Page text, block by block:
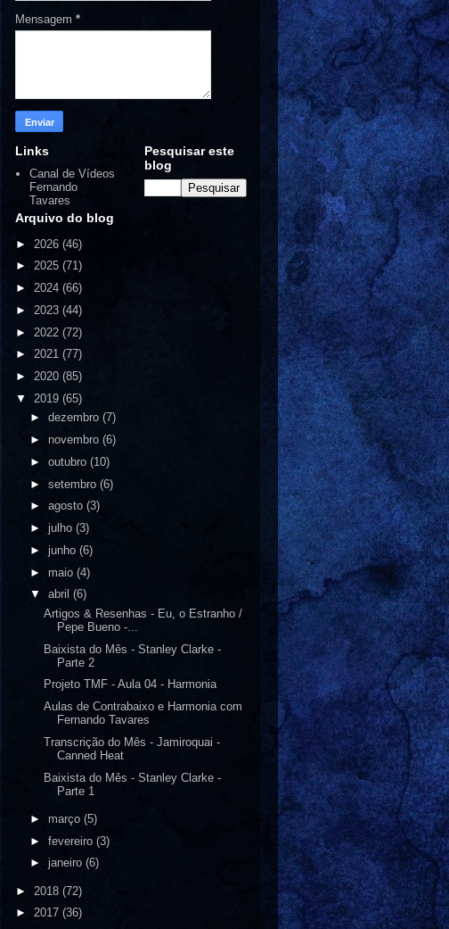
Mensagem *
Links
Canal de Vídeos
Fernando
Tavares
Pesquisar este
blog
Arquivo do blog
► 2026 (46)
► 2025 (71)
► 2024 (66)
► 2023 (44)
► 2022 (72)
► 2021 (77)
► 2020 (85)
▼ 2019 (65)
► dezembro (7)
► novembro (6)
► outubro (10)
► setembro (6)
► agosto (3)
► julho (3)
► junho (6)
► maio (4)
▼ abril (6)
Artigos & Resenhas - Eu, o Estranho /
Pepe Bueno -...
Baixista do Mês - Stanley Clarke -
Parte 2
Projeto TMF - Aula 04 - Harmonia
Aulas de Contrabaixo e Harmonia com
Fernando Tavares
Transcrição do Mês - Jamiroquai -
Canned Heat
Baixista do Mês - Stanley Clarke -
Parte 1
► março (5)
► fevereiro (3)
► janeiro (6)
► 2018 (72)
► 2017 (36)